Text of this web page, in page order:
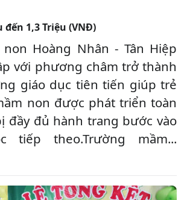
đến 1,3 Triệu (VNĐ)
Hoàng Nhân - Tân Hiệp
với phương châm trở thành
giáo dục tiên tiến giúp trẻ
non được phát triển toàn
đầy đủ hành trang bước vào
tiếp theo.Trường mầm...